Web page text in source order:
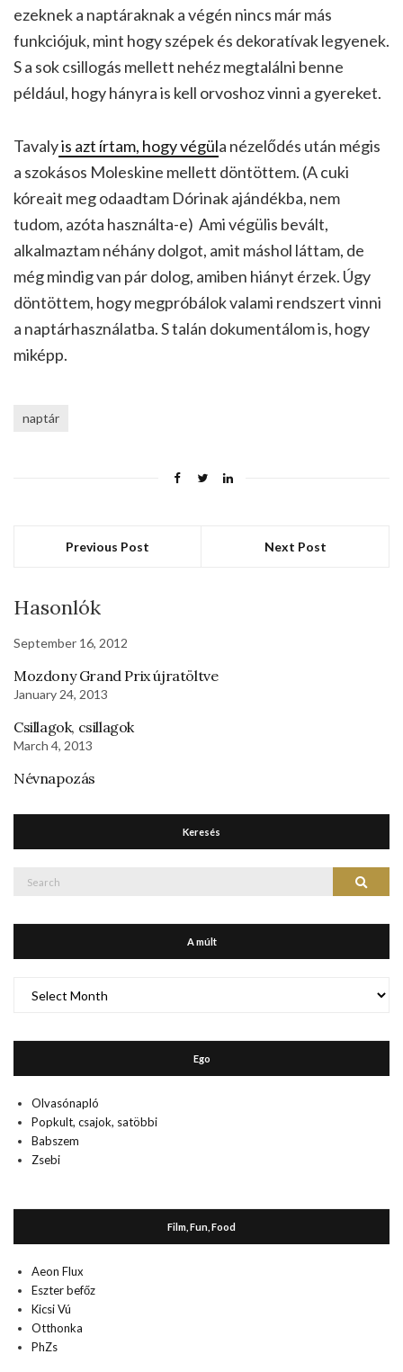
ezeknek a naptáraknak a végén nincs már más
funkciójuk, mint hogy szépek és dekoratívak legyenek.
S a sok csillogás mellett nehéz megtalálni benne
például, hogy hányra is kell orvoshoz vinni a gyereket.
Tavalyis azt írtam, hogy végüla nézelődés után mégis
a szokásos Moleskine mellett döntöttem. (A cuki
kóreait meg odaadtam Dórinak ajándékba, nem
tudom, azóta használta-e) Ami végülis bevált,
alkalmaztam néhány dolgot, amit máshol láttam, de
még mindig van pár dolog, amiben hiányt érzek. Úgy
döntöttem, hogy megpróbálok valami rendszert vinni
a naptárhasználatba. S talán dokumentálom is, hogy
miképp.
naptár
Previous Post Next Post
Hasonlók
September 16, 2012
Mozdony Grand Prix újratöltve
January 24, 2013
Csillagok, csillagok
March 4, 2013
Névnapozás
Keresés
Search
Search
A múlt
múlt
Ego
Olvasónapló
Popkult, csajok, satöbbi
Babszem
Zsebi
Film, Fun, Food
Aeon Flux
Eszter befőz
Kicsi Vú
Otthonka
PhZs